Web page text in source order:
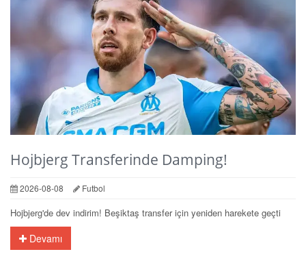
Hojbjerg Transferinde Damping!
2026-08-08 Futbol
Hojbjerg'de dev indirim! Beşiktaş transfer için yeniden harekete geçti
Devamı